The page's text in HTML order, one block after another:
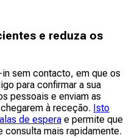
e reduza os
sem contacto, em que os
para confirmar a sua
pessoais e enviam as
à receção. Isto
de espera e permite que
consulta mais rapidamente.